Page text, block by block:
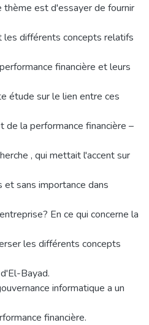
thème est d'essayer de fournir
différents concepts relatifs
financière et leurs
étude sur le lien entre ces
de la performance financière –
, qui mettait l'accent sur
et sans importance dans
En ce qui concerne la
les différents concepts
Bayad.
informatique a un
financière.